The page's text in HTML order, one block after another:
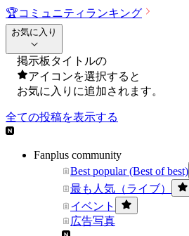
🏆コミュニティランキング
お気に入り
掲示板タイトルの
アイコンを選択すると
お気に入りに追加されます。
全ての投稿を表示する
Fanplus community
Best popular (Best of best)
最も人気（ライブ）
イベント
広告写真